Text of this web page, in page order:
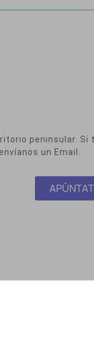
peninsular. Si
un Email.